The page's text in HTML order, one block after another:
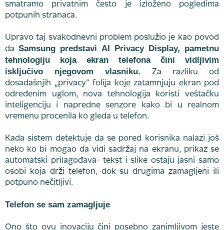
smatramo privatnim često je izloženo pogledima
potpunih stranaca.
Upravo taj svakodnevni problem poslužio je kao povod
daSamsung predstavi AI Privacy Display, pametnu
tehnologiju koja ekran telefona čini vidljivim
isključivo njegovom vlasniku. Za razliku od
dosadašnjih „privacy“ folija koje zatamnjuju ekran pod
određenim uglom, nova tehnologija koristi veštačku
inteligenciju i napredne senzore kako bi u realnom
vremenu procenila ko gleda u telefon.
Kada sistem detektuje da se pored korisnika nalazi još
neko ko bi mogao da vidi sadržaj na ekranu, prikaz se
automatski prilagođava- tekst i slike ostaju jasni samo
osobi koja drži telefon, dok su drugima zamagljeni ili
potpuno nečitljivi.
Telefon se sam zamagljuje
Ono što ovu inovaciju čini posebno zanimljivom jeste